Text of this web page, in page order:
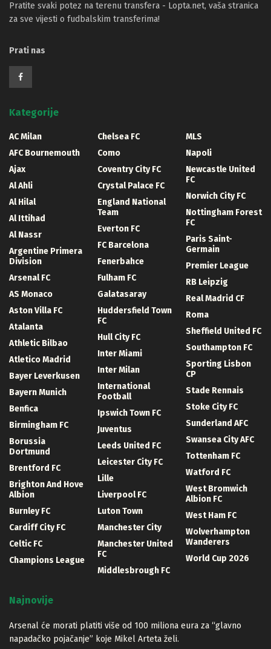
Pratite svaki potez na terenu transfera - Lopta.net, vaša stranica
za sve vijesti o fudbalskim transferima!
Prati nas
Kategorije
AC Milan
AFC Bournemouth
Ajax
Al Ahli
Al Hilal
Al Ittihad
Al Nassr
Argentine Primera
Division
Arsenal FC
AS Monaco
Aston Villa FC
Atalanta
Athletic Bilbao
Atletico Madrid
Bayer Leverkusen
Bayern Munich
Benfica
Birmingham FC
Borussia
Dortmund
Brentford FC
Brighton And Hove
Albion
Burnley FC
Cardiff City FC
Celtic FC
Champions League
Chelsea FC
Como
Coventry City FC
Crystal Palace FC
England National
Team
Everton FC
FC Barcelona
Fenerbahce
Fulham FC
Galatasaray
Huddersfield Town
FC
Hull City FC
Inter Miami
Inter Milan
International
Football
Ipswich Town FC
Juventus
Leeds United FC
Leicester City FC
Lille
Liverpool FC
Luton Town
Manchester City
Manchester United
FC
Middlesbrough FC
MLS
Napoli
Newcastle United
FC
Norwich City FC
Nottingham Forest
FC
Paris Saint-
Germain
Premier League
RB Leipzig
Real Madrid CF
Roma
Sheffield United FC
Southampton FC
Sporting Lisbon
CP
Stade Rennais
Stoke City FC
Sunderland AFC
Swansea City AFC
Tottenham FC
Watford FC
West Bromwich
Albion FC
West Ham FC
Wolverhampton
Wanderers
World Cup 2026
Najnovije
Arsenal će morati platiti više od 100 miliona eura za “glavno
napadačko pojačanje” koje Mikel Arteta želi.